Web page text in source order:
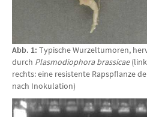
Abb. 1: Typische Wurzeltumoren,
durch Plasmodiophora brassicae
rechts: eine resistente Rapspflanze
nach Inokulation)